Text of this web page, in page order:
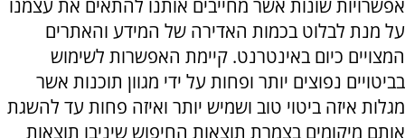
אפשרויות שונות אשר מחייבים אותנו להתאים את עצמנו
על מנת לבלוט בכמות האדירה של המידע והאתרים
המצויים כיום באינטרנט. קיימת האפשרות לשימוש
בביטויים נפוצים יותר ופחות על ידי מגוון תוכנות אשר
מגלות איזה ביטוי טוב ושמיש יותר ואיזה פחות עד להשגת
אותם מיקומים בצמרת תוצאות החיפוש שיניבו תוצאות